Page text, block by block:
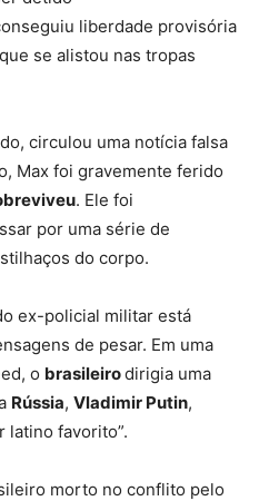
liberdade provisória
se alistou nas tropas
circulou uma notícia falsa
Max foi gravemente ferido
. Ele foi
por uma série de
do corpo.
ex-policial militar está
de pesar. Em uma
o brasileirodirigia uma
Rússia, Vladimir Putin,
latino favorito”.
morto no conflito pelo